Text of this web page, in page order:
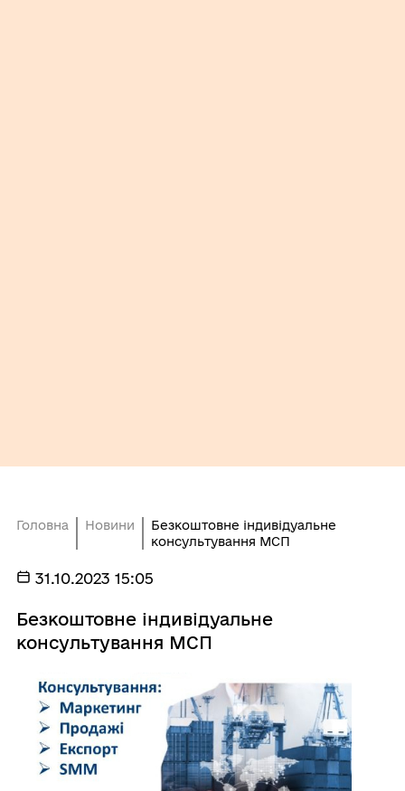
Головна Новини
Безкоштовне індивідуальне
консультування МСП
31.10.2023 15:05
Безкоштовне індивідуальне
консультування МСП